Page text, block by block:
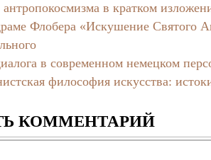
в кратком
Флобера «Искушение Святого
в современном немецком
философия искусства:
КОММЕНТАРИЙ